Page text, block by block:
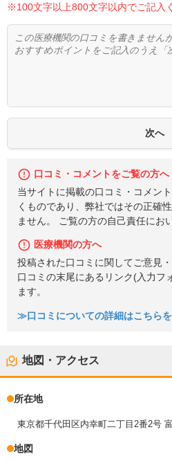
※100文字以上800文字以内でご記入
口コミ・コメントをご覧の方へ
当サイトに掲載の口コミ・コメン
くものであり、弊社ではその正確
ません。 ご覧の方の自己責任にお
医療機関の方へ
投稿された口コミに関してご意見
口コミの末尾にあるリンク(入力フ
ます。
≫口コミについての詳細はこちらを
地図・アクセス
所在地
東京都千代田区内幸町二丁目2番2号
地図